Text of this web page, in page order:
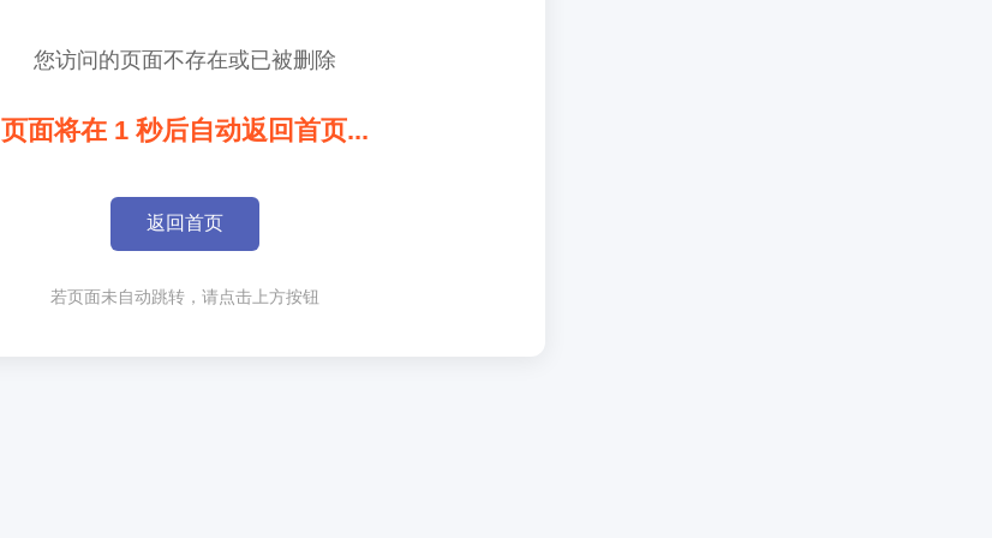
您访问的页面不存在或已被删除
页面将在 1 秒后自动返回首页...
返回首页
若页面未自动跳转，请点击上方按钮